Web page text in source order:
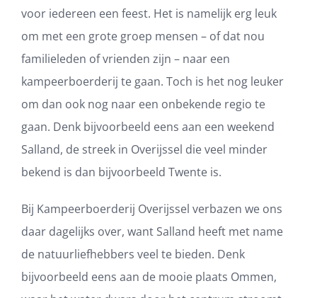
voor iedereen een feest. Het is namelijk erg leuk
om met een grote groep mensen – of dat nou
familieleden of vrienden zijn – naar een
kampeerboerderij te gaan. Toch is het nog leuker
om dan ook nog naar een onbekende regio te
gaan. Denk bijvoorbeeld eens aan een weekend
Salland, de streek in Overijssel die veel minder
bekend is dan bijvoorbeeld Twente is.
Bij Kampeerboerderij Overijssel verbazen we ons
daar dagelijks over, want Salland heeft met name
de natuurliefhebbers veel te bieden. Denk
bijvoorbeeld eens aan de mooie plaats Ommen,